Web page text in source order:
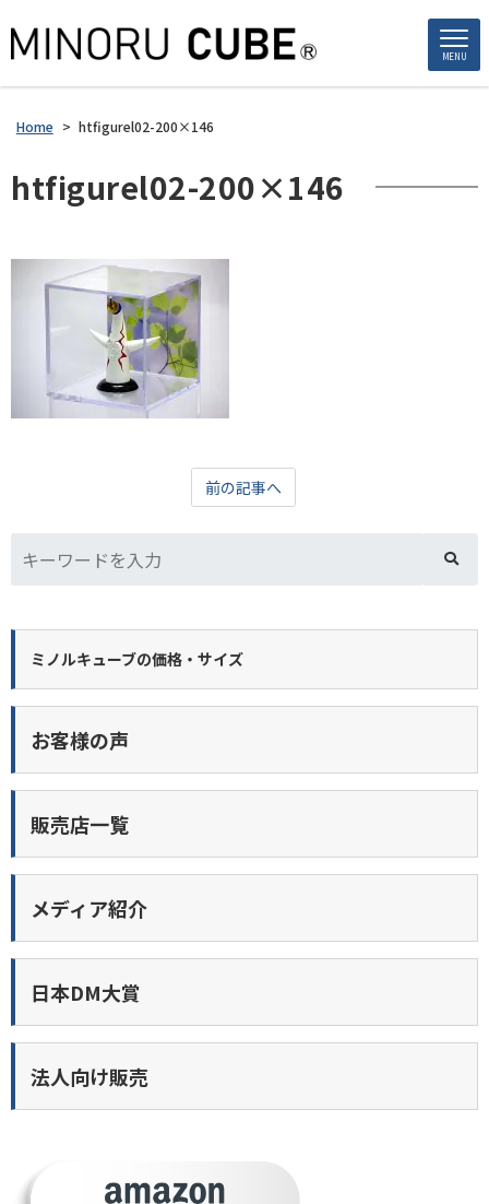
MENU
Home > htfigurel02-200×146
htfigurel02-200×146
前の記事へ
ミノルキューブの価格・サイズ
お客様の声
販売店一覧
メディア紹介
日本DM大賞
法人向け販売